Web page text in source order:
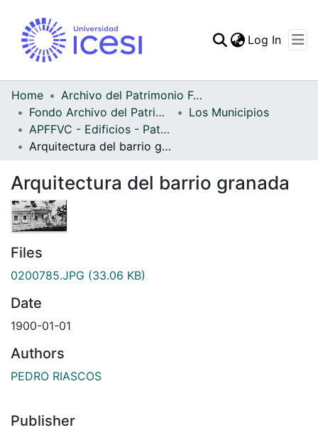
Statistics
Log In
Home
Archivo del Patrimonio Fotográfico y Fílmico del Valle del Cauca
Fondo Archivo del Patrimonio Fotográfico y Fílmico del Valle del Cauca
Los Municipios
APFFVC - Edificios - Patrimonial
Arquitectura del barrio granada
Arquitectura del barrio granada
Files
0200785.JPG (33.06 KB)
Date
1900-01-01
Authors
PEDRO RIASCOS
Publisher